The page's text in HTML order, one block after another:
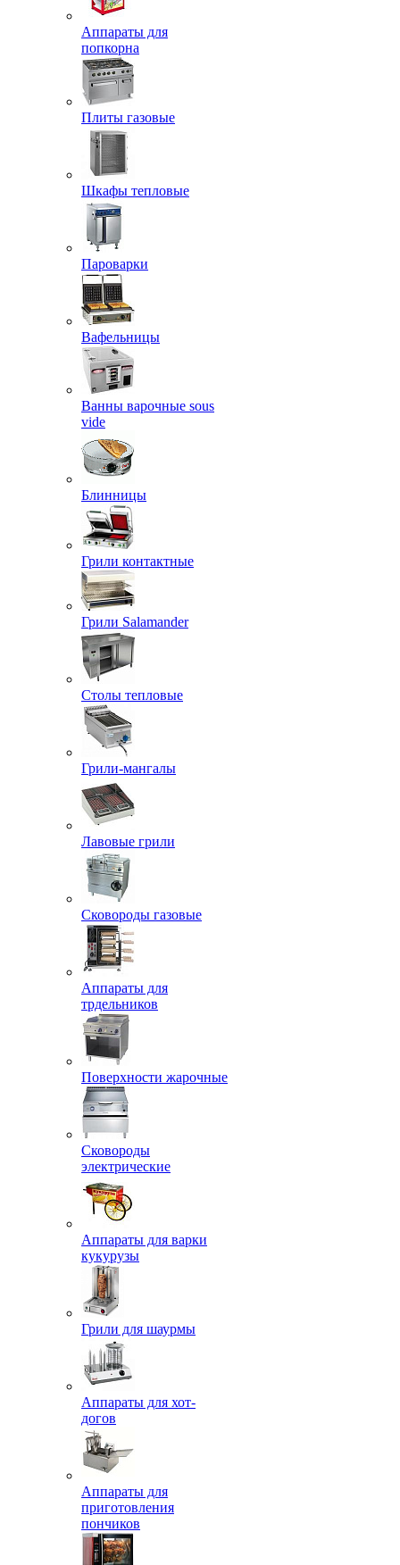
Аппараты для
попкорна
Плиты газовые
Шкафы тепловые
Пароварки
Вафельницы
Ванны варочные sous
vide
Блинницы
Грили контактные
Грили Salamander
Столы тепловые
Грили-мангалы
Лавовые грили
Сковороды газовые
Аппараты для
трдельников
Поверхности жарочные
Сковороды
электрические
Аппараты для варки
кукурузы
Грили для шаурмы
Аппараты для хот-
догов
Аппараты для
приготовления
пончиков